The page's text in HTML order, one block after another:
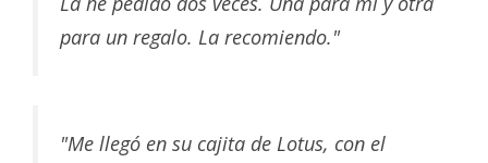
para un regalo. La recomiendo."
"Me llegó en su cajita de Lotus, con el